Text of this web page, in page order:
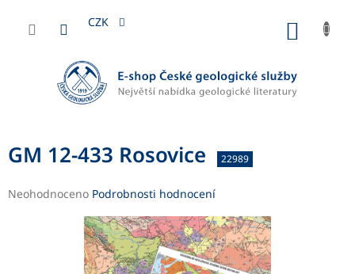
obsah
CZK
GM 12-433 Rosovice 22989
Průměrné
Neohodnoceno Podrobnosti hodnocení